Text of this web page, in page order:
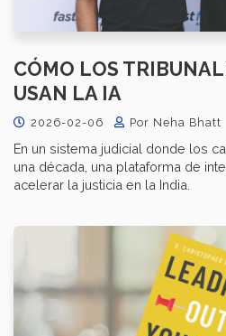
CÓMO LOS
USAN LA IA
2026-02-06 Por Neha Bhatt
En un sistema judicial donde los
una década, una plataforma de
acelerar la justicia en la India.